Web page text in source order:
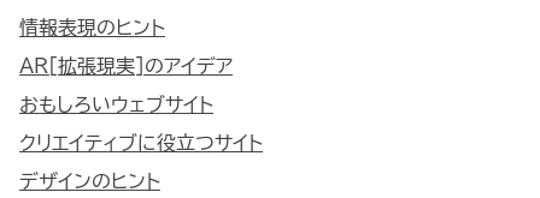
情報表現のヒント
AR[拡張現実]のアイデア
おもしろいウェブサイト
クリエイティブに役立つサイト
デザインのヒント